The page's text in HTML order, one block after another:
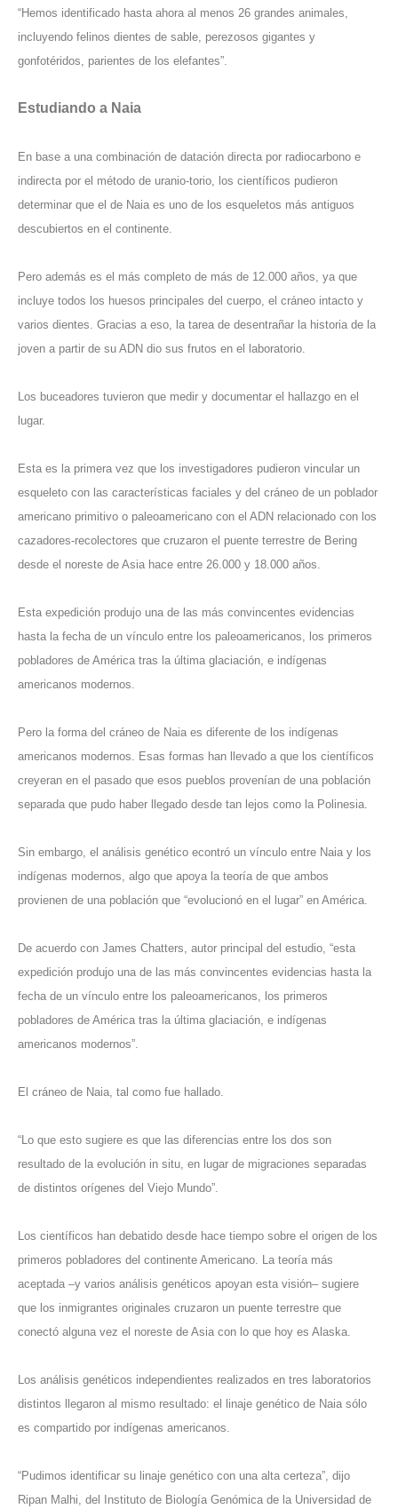
“Hemos identificado hasta ahora al menos 26 grandes animales,
incluyendo felinos dientes de sable, perezosos gigantes y
gonfotéridos, parientes de los elefantes”.
Estudiando a Naia
En base a una combinación de datación directa por radiocarbono e
indirecta por el método de uranio-torio, los científicos pudieron
determinar que el de Naia es uno de los esqueletos más antiguos
descubiertos en el continente.
Pero además es el más completo de más de 12.000 años, ya que
incluye todos los huesos principales del cuerpo, el cráneo intacto y
varios dientes. Gracias a eso, la tarea de desentrañar la historia de la
joven a partir de su ADN dio sus frutos en el laboratorio.
Los buceadores tuvieron que medir y documentar el hallazgo en el
lugar.
Esta es la primera vez que los investigadores pudieron vincular un
esqueleto con las características faciales y del cráneo de un poblador
americano primitivo o paleoamericano con el ADN relacionado con los
cazadores-recolectores que cruzaron el puente terrestre de Bering
desde el noreste de Asia hace entre 26.000 y 18.000 años.
Esta expedición produjo una de las más convincentes evidencias
hasta la fecha de un vínculo entre los paleoamericanos, los primeros
pobladores de América tras la última glaciación, e indígenas
americanos modernos.
Pero la forma del cráneo de Naia es diferente de los indígenas
americanos modernos. Esas formas han llevado a que los científicos
creyeran en el pasado que esos pueblos provenían de una población
separada que pudo haber llegado desde tan lejos como la Polinesia.
Sin embargo, el análisis genético econtró un vínculo entre Naia y los
indígenas modernos, algo que apoya la teoría de que ambos
provienen de una población que “evolucionó en el lugar” en América.
De acuerdo con James Chatters, autor principal del estudio, “esta
expedición produjo una de las más convincentes evidencias hasta la
fecha de un vínculo entre los paleoamericanos, los primeros
pobladores de América tras la última glaciación, e indígenas
americanos modernos”.
El cráneo de Naia, tal como fue hallado.
“Lo que esto sugiere es que las diferencias entre los dos son
resultado de la evolución in situ, en lugar de migraciones separadas
de distintos orígenes del Viejo Mundo”.
Los científicos han debatido desde hace tiempo sobre el origen de los
primeros pobladores del continente Americano. La teoría más
aceptada –y varios análisis genéticos apoyan esta visión– sugiere
que los inmigrantes originales cruzaron un puente terrestre que
conectó alguna vez el noreste de Asia con lo que hoy es Alaska.
Los análisis genéticos independientes realizados en tres laboratorios
distintos llegaron al mismo resultado: el linaje genético de Naia sólo
es compartido por indígenas americanos.
“Pudimos identificar su linaje genético con una alta certeza”, dijo
Ripan Malhi, del Instituto de Biología Genómica de la Universidad de